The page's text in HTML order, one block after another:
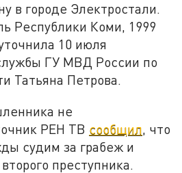
в городе Электростали.
Республики Коми, 1999
10 июля
ГУ МВД России по
Татьяна Петрова.
не
РЕН ТВ сообщил, что
судим за грабеж и
преступника.